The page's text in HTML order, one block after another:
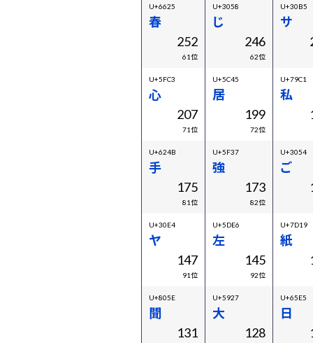
U+6625
春
252
61位
U+3058
じ
246
62位
U+30B5
サ
U+5FC3
心
207
71位
U+5C45
居
199
72位
U+79C1
私
U+624B
手
175
81位
U+5F37
強
173
82位
U+3054
ご
U+30E4
ヤ
147
91位
U+5DE6
左
145
92位
U+7D19
紙
U+805E
聞
131
U+5927
大
128
U+65E5
日